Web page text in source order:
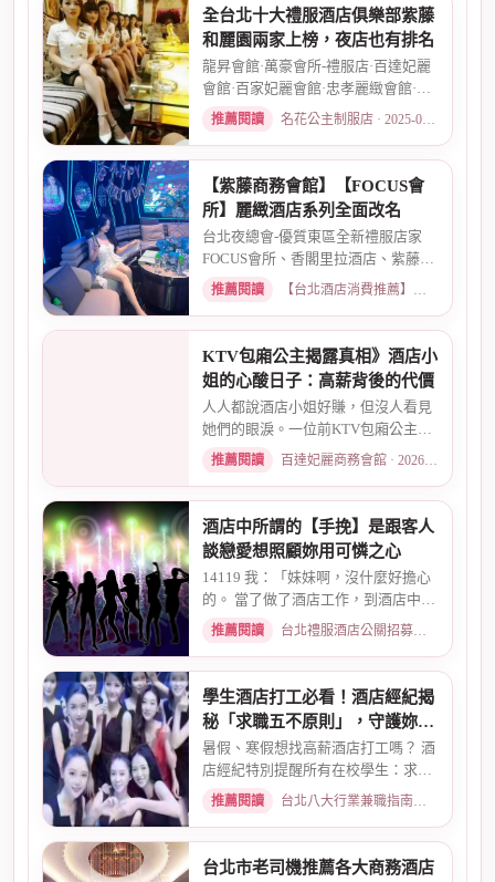
全台北十大禮服酒店俱樂部紫藤
和麗園兩家上榜，夜店也有排名
龍昇會館·萬豪會所-禮服店·百達妃麗
會館·百家妃麗會館·忠孝麗緻會館·敦
南麗緻會館·金荷會...
推薦閱讀 名花公主制服店 · 2025-02-01
【紫藤商務會館】【FOCUS會
所】麗緻酒店系列全面改名
台北夜總會-優質東區全新禮服店家
FOCUS會所、香閣里拉酒店、紫藤名
店、酒店幹部就是為了給你更好...
推薦閱讀 【台北酒店消費推薦】各大商務酒店、夜總會試算 · 2026-03-30
KTV包廂公主揭露真相》酒店小
姐的心酸日子：高薪背後的代價
人人都說酒店小姐好賺，但沒人看見
她們的眼淚。一位前KTV包廂公主首
度自曝，從入行初衷、被客人...
推薦閱讀 百達妃麗商務會館 · 2026-05-10
酒店中所謂的【手挽】是跟客人
談戀愛想照顧妳用可憐之心
14119 我：「妹妹啊，沒什麼好擔心
的。 當了做了酒店工作，到酒店中，
還有兩個機會 一個是單純、...
推薦閱讀 台北禮服酒店公關招募：兼職工作內容與薪資規範 · 2026-01-08
學生酒店打工必看！酒店經紀揭
秘「求職五不原則」，守護妳的
求職安全
暑假、寒假想找高薪酒店打工嗎？ 酒
店經紀特別提醒所有在校學生：求職
時請務必堅守「五不原則」...
推薦閱讀 台北八大行業兼職指南：熱門職缺與求職須知 · 2026-03-09
台北市老司機推薦各大商務酒店